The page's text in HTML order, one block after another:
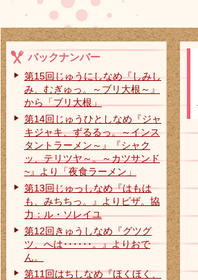
バックナンバー
第15回じゅうにしなめ『しみし
み、むぎゅっ。～ブリ大根～』
から「ブリ大根」
第14回じゅうひとしなめ『ジャ
キジャキ、ずるるっ。～インス
タントラーメン～』『シャク
ッ、テリツヤ～。～カツサンド
~』より「夜食ラーメン」
第13回じゅっしなめ『はもは
も、みちちっ。』よりピザ。協
力：ル・ソレイユ
第12回きゅうしなめ『グツグ
ツ、へは･･････。』よりおで
ん。
第11回はちしなめ『ほくほく、